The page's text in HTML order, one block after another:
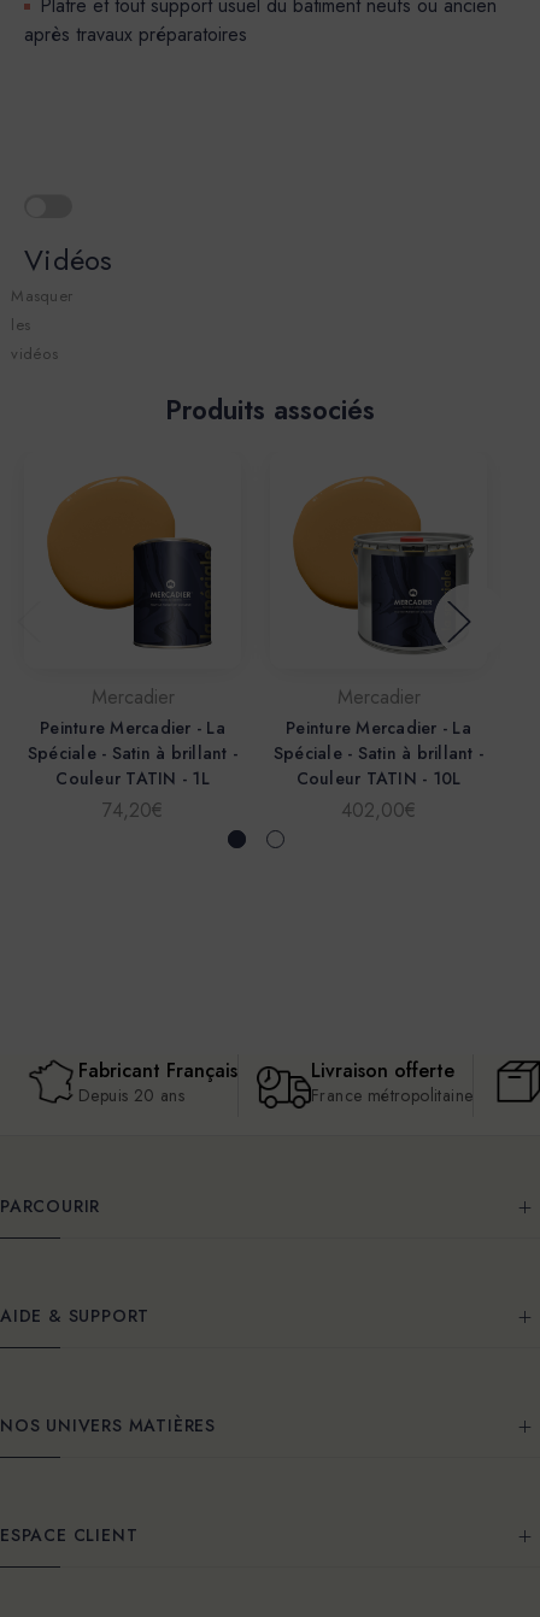
après travaux préparatoires
Vidéos
Masquer
les
vidéos
Produits associés
Mercadier
Peinture Mercadier - La
Spéciale - Satin à brillant -
Couleur TATIN - 1L
74,20€
Mercadier
Peinture Mercadier - La
Spéciale - Satin à brillant -
Couleur TATIN - 10L
402,00€
Fabricant Français
Depuis 20 ans
Livraison offerte
France métropolitaine
PARCOURIR
AIDE & SUPPORT
NOS UNIVERS MATIÈRES
ESPACE CLIENT